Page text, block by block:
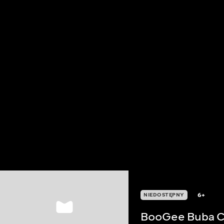
NIEDOSTĘPNY 6+
BooGee Buba